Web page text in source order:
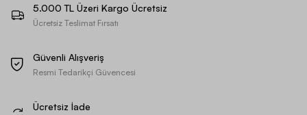
5.000 TL Üzeri Kargo Ücretsiz
Ücretsiz Teslimat Fırsatı
Güvenli Alışveriş
Resmi Tedarikçi Güvencesi
Ücretsiz İade